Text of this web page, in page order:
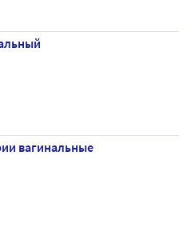
вагинальные